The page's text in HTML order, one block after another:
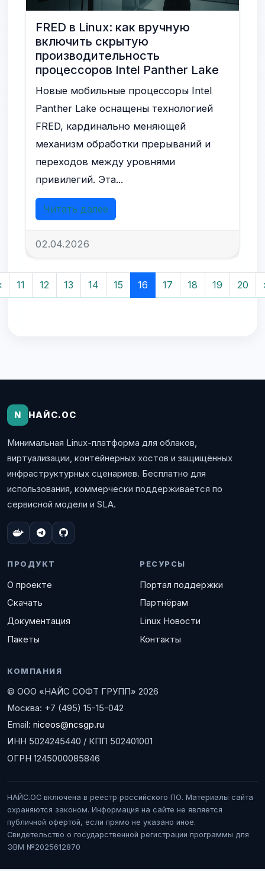
FRED в Linux: как вручную
включить скрытую
производительность
процессоров Intel Panther Lake
Новые мобильные процессоры Intel
Panther Lake оснащены технологией
FRED, кардинально меняющей
механизм обработки прерываний и
переходов между уровнями
привилегий. Эта...
Читать далее
02.04.2026
11 12 13 14 15 16 17 18 19 20
N НАЙС.ОС
Минимальная Linux-платформа для облаков,
виртуализации, контейнерных хостов и защищённых
инфраструктурных сценариев. Бесплатно для
использования, коммерчески поддерживается по
сервисной модели и SLA.
ПРОДУКТ
О проекте
Скачать
Документация
Пакеты
РЕСУРСЫ
Портал поддержки
Партнёрам
Linux Новости
Контакты
КОМПАНИЯ
© ООО «НАЙС СОФТ ГРУПП» 2026
Москва: +7 (495) 15-15-042
Email: niceos@ncsgp.ru
ИНН 5024245440 / КПП 502401001
ОГРН 1245000085846
НАЙС.ОС включена в реестр российского ПО. Материалы сайта
охраняются законом. Информация на сайте не является
публичной офертой, если прямо не указано иное.
Свидетельство о государственной регистрации программы для
ЭВМ №2025612870